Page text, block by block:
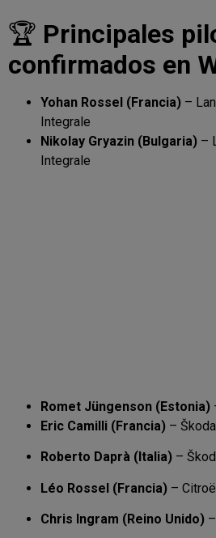
🏆 Principales
confirmados en
Yohan Rossel (Francia) –
Integrale
Nikolay Gryazin (Bulgaria) –
Integrale
Romet Jüngenson (Estonia)
Eric Camilli (Francia) –
Roberto Daprà (Italia) –
Léo Rossel (Francia) –
Chris Ingram (Reino Unido)